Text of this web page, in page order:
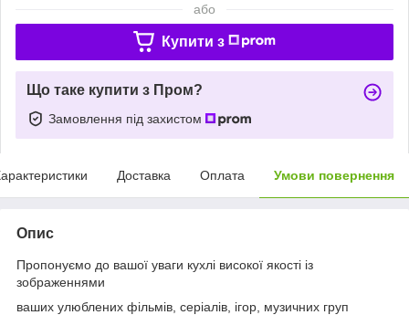
або
Купити з
Що таке купити з Пром?
Замовлення під захистом
Доставка Оплата Умови повернення
Опис
Пропонуємо до вашої уваги кухлі високої якості із
зображеннями
ваших улюблених фільмів, серіалів, ігор, музичних груп